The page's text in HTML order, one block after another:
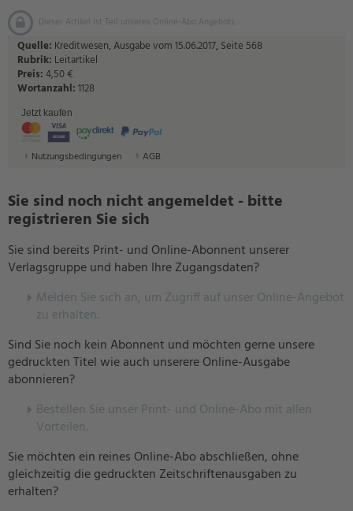
Dieser Artikel ist Teil unseres Online-Abo Angebots.
Quelle: Kreditwesen, Ausgabe vom 15.06.2017, Seite 568
Rubrik: Leitartikel
Preis:4,50 €
Wortanzahl:1128
Jetzt kaufen
Nutzungsbedingungen AGB
Sie sind noch nicht angemeldet - bitte
registrieren Sie sich
Sie sind bereits Print- und Online-Abonnent unserer
Verlagsgruppe und haben Ihre Zugangsdaten?
Melden Sie sich an, um Zugriff auf unser Online-Angebot
zu erhalten.
Sind Sie noch kein Abonnent und möchten gerne unsere
gedruckten Titel wie auch unserere Online-Ausgabe
abonnieren?
Bestellen Sie unser Print- und Online-Abo mit allen
Vorteilen.
Sie möchten ein reines Online-Abo abschließen, ohne
gleichzeitig die gedruckten Zeitschriftenausgaben zu
erhalten?